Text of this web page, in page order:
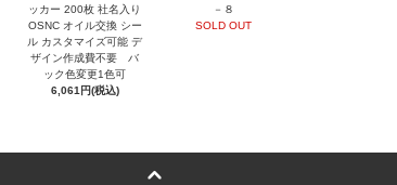
ッカー 200枚 社名入り
OSNC オイル交換 シー
ル カスタマイズ可能 デ
ザイン作成費不要 バ
ック色変更1色可
6,061円(税込)
－８
SOLD OUT